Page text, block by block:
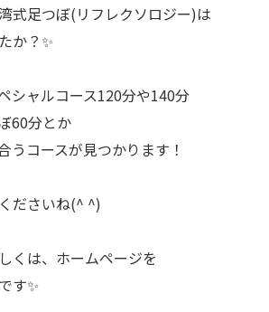
式足つぼ(リフレクソロジー)は
か？✨
シャルコース120分や140分
60分とか
うコースが見つかります！
ださいね(^ ^)
くは、ホームページを
す✨